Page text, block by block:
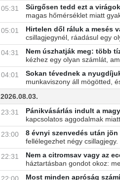
05:31
Sürgősen tedd ezt a
magas hőmérséklet miatt
05:01
Hirtelen dől ráluk a mesés
csillagjegynél, ráadásul egy
04:31
Nem úszhatják meg: több
kézhez egy olyan számlát,
04:01
Sokan tévednek a
munkaviszony áll mögötted,
2026.08.03.
23:31
Pánikvásárlás indult a
kapcsolatos aggodalmak
23:00
8 évnyi szenvedés után
fellélegezhet négy
22:31
Nem a citromsav vagy az
háztartásban gondot okoz:
Most minden apróság